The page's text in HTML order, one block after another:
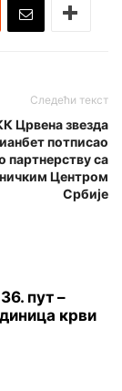
Следећи текст
Црвена звезда
потписао
партнерству са
Центром
Србије
пут –
крви